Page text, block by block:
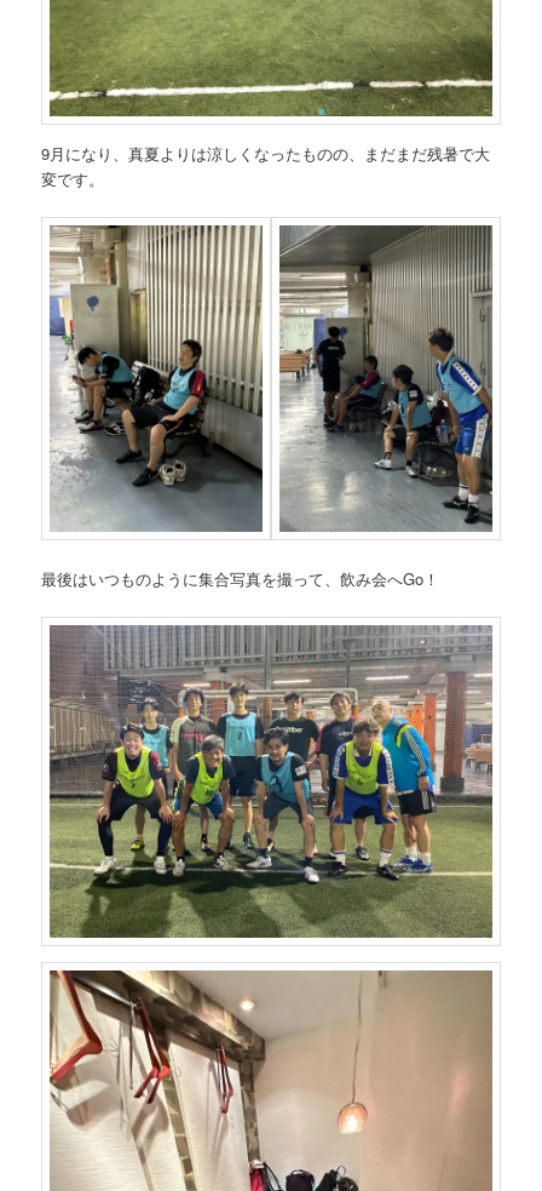
9月になり、真夏よりは涼しくなったものの、まだまだ残暑で大
変です。
最後はいつものように集合写真を撮って、飲み会へGo！